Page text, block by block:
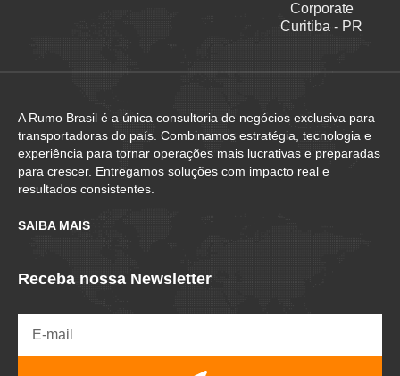
Corporate
Curitiba - PR
A Rumo Brasil é a única consultoria de negócios exclusiva para
transportadoras do país. Combinamos estratégia, tecnologia e
experiência para tornar operações mais lucrativas e preparadas
para crescer. Entregamos soluções com impacto real e
resultados consistentes.
SAIBA MAIS
Receba nossa Newsletter